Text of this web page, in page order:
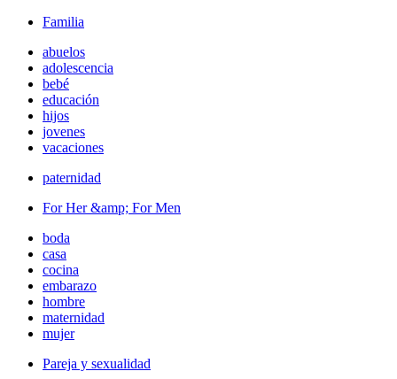
Familia
abuelos
adolescencia
bebé
educación
hijos
jovenes
vacaciones
paternidad
For Her &amp; For Men
boda
casa
cocina
embarazo
hombre
maternidad
mujer
Pareja y sexualidad